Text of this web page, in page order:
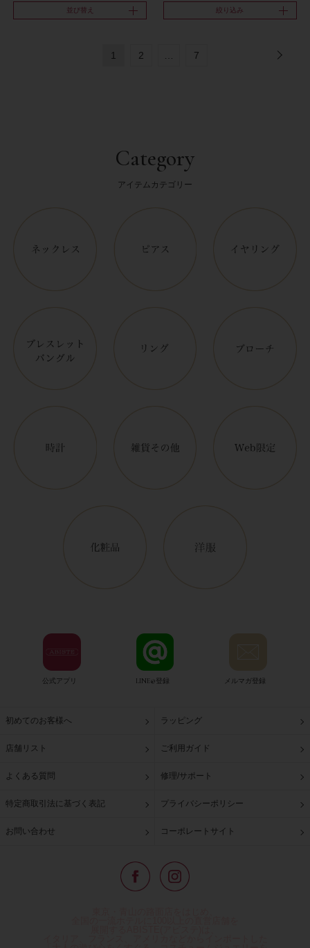
並び替え 絞り込み
1 2 7
Category
アイテムカテゴリー
公式アプリ LINE@登録 メルマガ登録
初めてのお客様へ ラッピング
店舗リスト ご利用ガイド
よくある質問 修理/サポート
特定商取引法に基づく表記 プライバシーポリシー
お問い合わせ コーポレートサイト